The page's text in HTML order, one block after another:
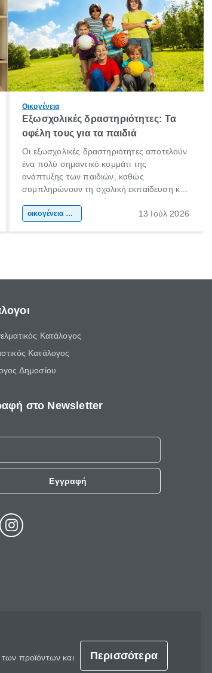
Οικογένεια
Εξωσχολικές δραστηριότητες: Τα
οφέλη τους για τα παιδιά
Οι εξωσχολικές δραστηριότητες αποτελούν
ένα πολύ σημαντικό κομμάτι της
ανάπτυξης των παιδιών, καθώς
συμπληρώνουν τη σχολική εκπαίδευση και
της προσωπικότητας, της κοινωνικότητας
οικογένεια & παιδί 13 Ιούλ 2026
Κατάλογος
Κατάλογος
Δημοσίου
στο Newsletter
Εγγραφή
προϊόντων και
Περισσότερα